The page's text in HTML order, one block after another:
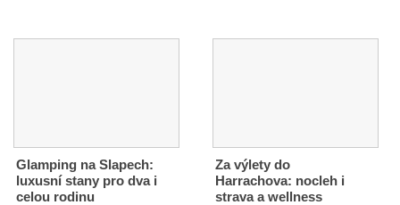
Glamping na Slapech:
luxusní stany pro dva i
celou rodinu
Za výlety do
Harrachova: nocleh i
strava a wellness